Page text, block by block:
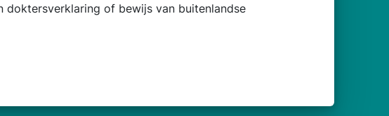
doktersverklaring of bewijs van buitenlandse